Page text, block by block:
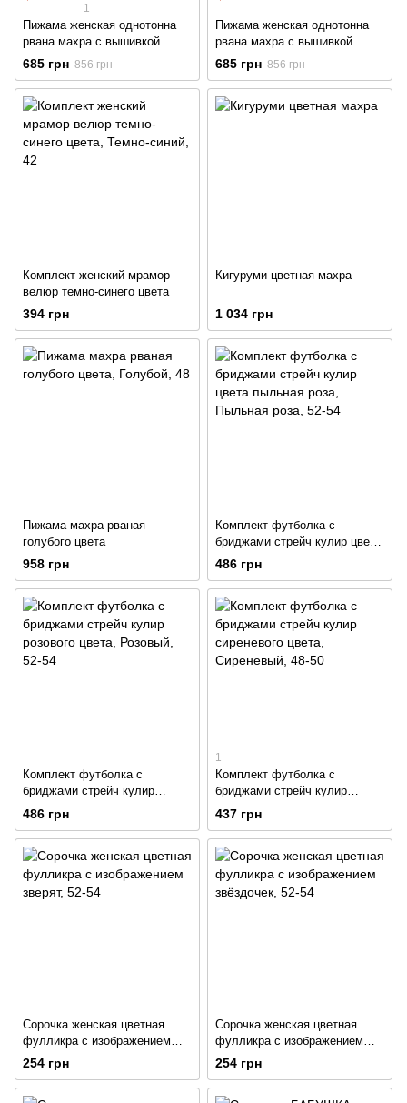
1
Пижама женская однотонна
рвана махра с вышивкой
молочного цвета
685 грн 856 грн
Пижама женская однотонна
рвана махра с вышивкой
голубого цвета
685 грн 856 грн
Комплект женский мрамор
велюр темно-синего цвета
394 грн
Кигуруми цветная махра
1 034 грн
Пижама махра рваная
голубого цвета
958 грн
Комплект футболка с
бриджами стрейч кулир цвета
пыльная роза
486 грн
Комплект футболка с
бриджами стрейч кулир
розового цвета
486 грн
1
Комплект футболка с
бриджами стрейч кулир
сиреневого цвета
437 грн
Сорочка женская цветная
фулликра с изображением
зверят
254 грн
Сорочка женская цветная
фулликра с изображением
звёздочек
254 грн